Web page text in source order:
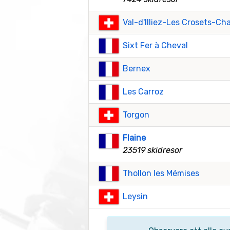
Val-d'Illiez-Les Crosets-
Sixt Fer à Cheval
Bernex
Les Carroz
Torgon
Flaine
23519 skidresor
Thollon les Mémises
Leysin